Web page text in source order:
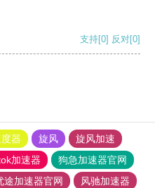
支持[0] 反对[0]
器 旋风
旋风加速
加速器
狗急加速器官网
途加速器官网
风驰加速器